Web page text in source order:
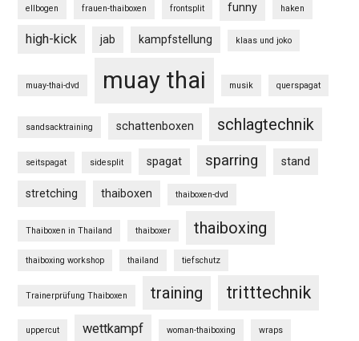
ellbogen frauen-thaiboxen frontsplit funny haken
high-kick jab kampfstellung klaas und joko
muay-thai-dvd muay thai musik querspagat
sandsacktraining schattenboxen schlagtechnik
seitspagat sidesplit spagat sparring stand
stretching thaiboxen thaiboxen-dvd
Thaiboxen in Thailand thaiboxer thaiboxing
thaiboxing workshop thailand tiefschutz
Trainerprüfung Thaiboxen training tritttechnik
uppercut wettkampf woman-thaiboxing wraps